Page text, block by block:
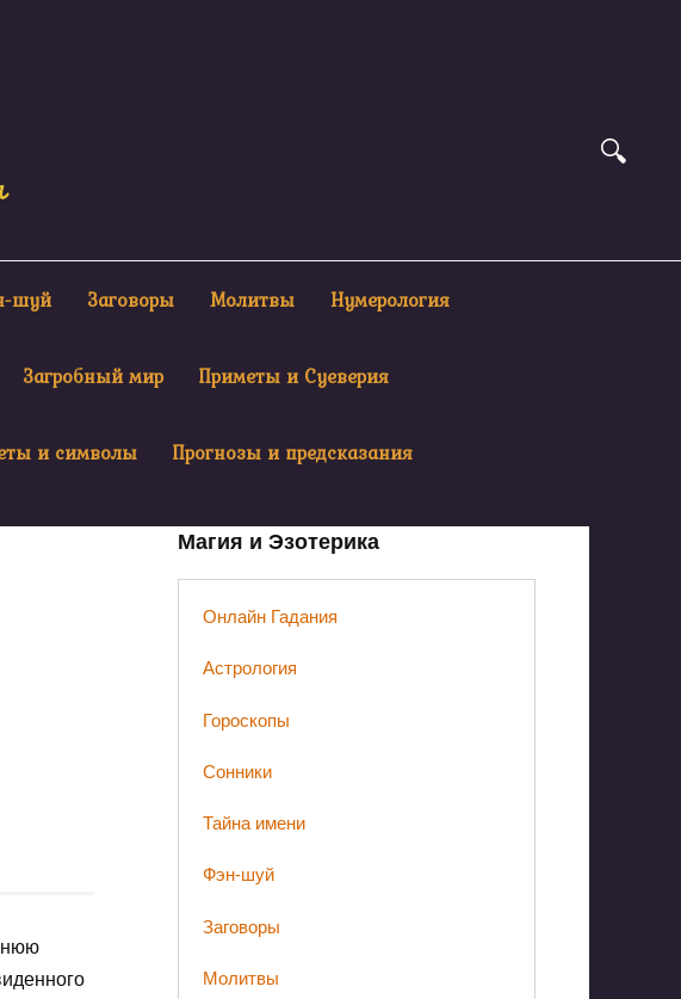
шуй Заговоры Молитвы Нумерология
Загробный мир Приметы и Суеверия
и символы Прогнозы и предсказания
Магия и Эзотерика
Онлайн Гадания
Астрология
Гороскопы
Сонники
Тайна имени
Фэн-шуй
Заговоры
Молитвы